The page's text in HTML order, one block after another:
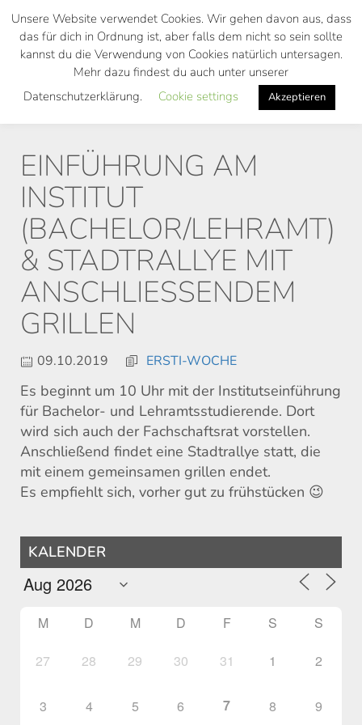
Skip
main
EINFÜHRUNG AM
INSTITUT
(BACHELOR/LEHRAMT)
& STADTRALLYE MIT
ANSCHLIESSENDEM G
RILLEN
09.10.2019 ERSTI-WOCHE
Es beginnt um 10 Uhr mit der Institutseinführung
für Bachelor- und Lehramtsstudierende. Dort
wird sich auch der Fachschaftsrat vorstellen.
Anschließend findet eine Stadtrallye statt, die
mit einem gemeinsamen grillen endet.
Es empfiehlt sich, vorher gut zu frühstücken 😉
KALENDER
M D M D F S S
27 28 29 30 31 1 2
3 4 5 6 7 8 9
Unsere Website verwendet Cookies. Wir gehen davon aus, dass
das für dich in Ordnung ist, aber falls dem nicht so sein sollte
kannst du die Verwendung von Cookies natürlich untersagen.
Mehr dazu findest du auch unter unserer
Datenschutzerklärung.
Cookie settings Akzeptieren